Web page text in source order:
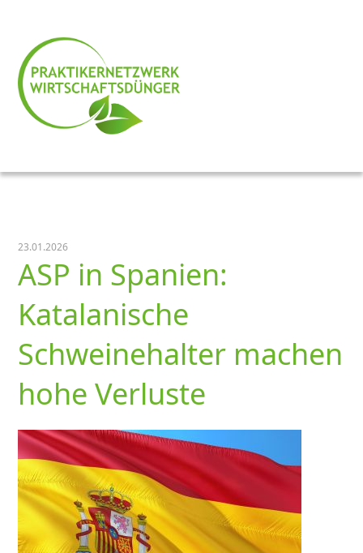
23.01.2026
ASP in Spanien:
Katalanische
Schweinehalter machen
hohe Verluste